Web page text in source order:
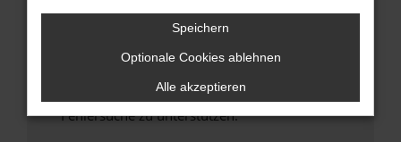
Wende dich an den Webseitenbetreiber.
Wenn du alle oben genannten Schritte versucht
hast, kontaktiere uns bitte. Wir werden
uns diesen Text schicken, um uns bei der
Fehlersuche zu unterstützen:
Speichern
Optionale Cookies ablehnen
Alle akzeptieren